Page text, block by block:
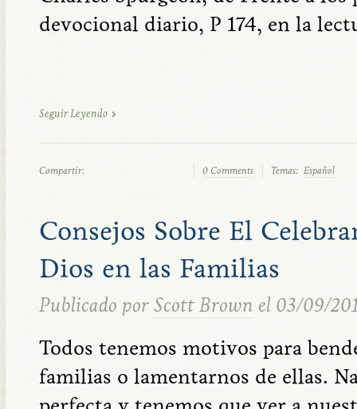
devocional diario, P 174, en la
Seguir Leyendo
Compartir: 0 Comments Temas: Español
Consejos Sobre El
Dios en las Familias
Publicado porScott Brown el 03/09/
Todos tenemos motivos para
familias o lamentarnos de ellas.